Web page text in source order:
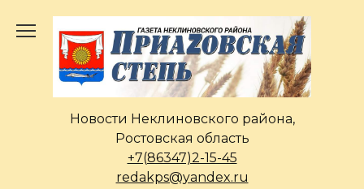
содержанию
Новости Неклиновского района,
Ростовская область
+7(86347)2-15-45
redakps@yandex.ru